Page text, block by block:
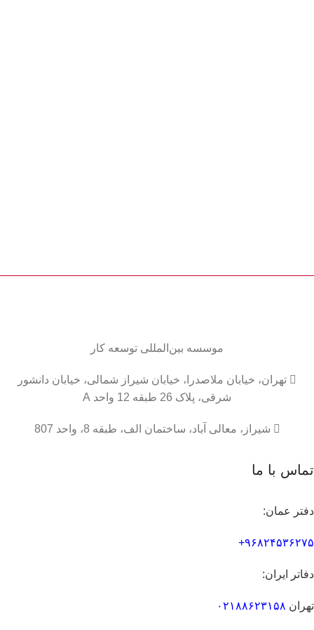
موسسه بین‌المللی توسعه کار
 تهران، خیابان ملاصدرا، خیابان شیراز شمالی، خیابان دانشور
شرقی، پلاک 26 طبقه 12 واحد A
 شیراز، معالی آباد، ساختمان الف، طبقه 8، واحد 807
تماس با ما
دفتر عمان:
۹۶۸۲۴۵۳۶۲۷۵+
دفاتر ایران:
تهران ۰۲۱۸۸۶۲۳۱۵۸